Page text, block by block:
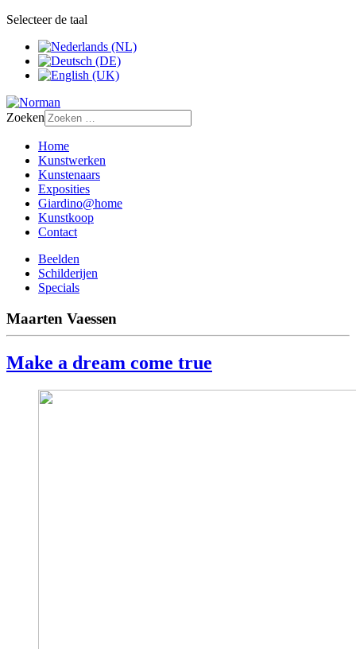
Selecteer de taal
Zoeken
Home
Kunstwerken
Kunstenaars
Exposities
Giardino@home
Kunstkoop
Contact
Beelden
Schilderijen
Specials
Maarten Vaessen
Make a dream come true